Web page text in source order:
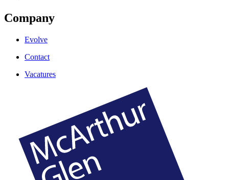
Company
Evolve
Contact
Vacatures